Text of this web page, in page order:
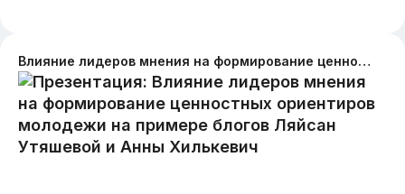
Влияние лидеров мнения на формирование ценностных ориентиров молодежи на примере блогов Ляйсан Утяшевой и Анны Хилькевич